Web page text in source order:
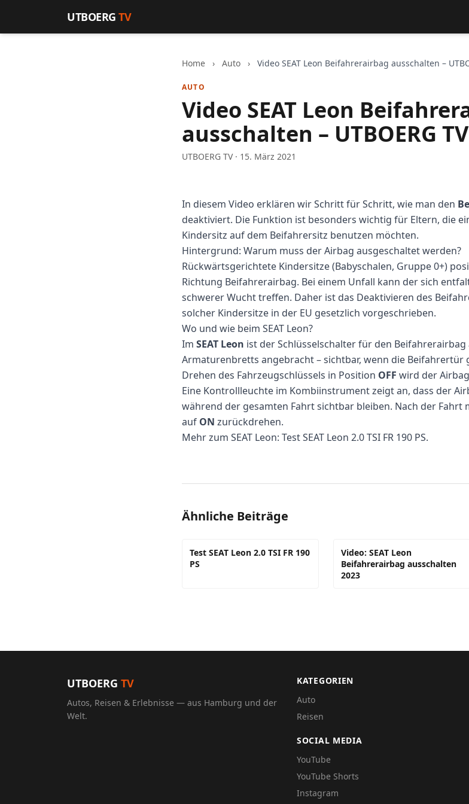
UTBOERGTV
Home › Auto › Video SEAT Leon Beifahrerairbag ausschalten –
AUTO
Video SEAT Leon
ausschalten – UTBOERG TV
UTBOERG TV · 15. März 2021
In diesem Video erklären wir Schritt für Schritt, wie man den
deaktiviert. Die Funktion ist besonders wichtig für Eltern, die
Kindersitz auf dem Beifahrersitz benutzen möchten.
Hintergrund: Warum muss der Airbag ausgeschaltet werden?
Rückwärtsgerichtete Kindersitze (Babyschalen, Gruppe 0+)
Richtung Beifahrerairbag. Bei einem Unfall kann der sich
schwerer Wucht treffen. Daher ist das Deaktivieren des
solcher Kindersitze in der EU gesetzlich vorgeschrieben.
Wo und wie beim SEAT Leon?
Im SEAT Leon ist der Schlüsselschalter für den
Armaturenbretts angebracht – sichtbar, wenn die
Drehen des Fahrzeugschlüssels in Position OFF wird der
Eine Kontrollleuchte im Kombiinstrument zeigt an, dass der
während der gesamten Fahrt sichtbar bleiben. Nach der
auf ON zurückdrehen.
Mehr zum SEAT Leon: Test SEAT Leon 2.0 TSI FR 190 PS.
Ähnliche Beiträge
Test SEAT Leon 2.0 TSI FR 190
PS
Video: SEAT Leon
Beifahrerairbag ausschalten
2023
UTBOERG TV
Autos, Reisen & Erlebnisse — aus Hamburg und der
Welt.
KATEGORIEN
Auto
Reisen
SOCIAL MEDIA
YouTube
YouTube Shorts
Instagram